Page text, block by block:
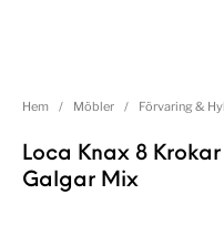
Hem / Möbler / Förvaring &
Loca Knax 8
Galgar Mix